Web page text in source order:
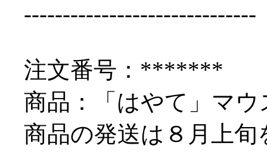
------------------------------
注文番号：*******
商品：「はやて」マ
商品の発送は８月上